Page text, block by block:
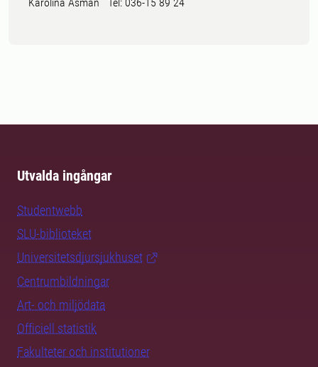
Utvalda ingångar
Studentwebb
SLU-biblioteket
Universitetsdjursjukhuset
Centrumbildningar
Art- och miljödata
Officiell statistik
Fakulteter och institutioner